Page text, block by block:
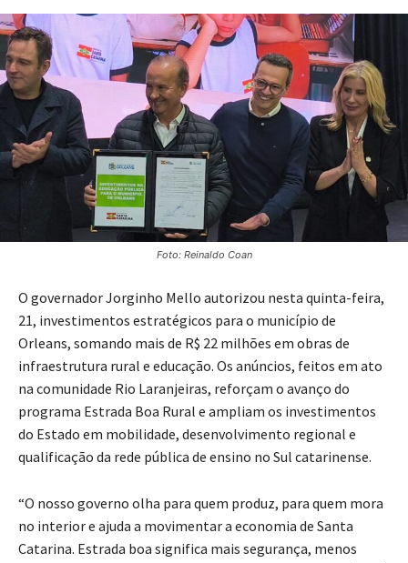
Foto: Reinaldo Coan
O governador Jorginho Mello autorizou nesta quinta-feira,
21, investimentos estratégicos para o município de
Orleans, somando mais de R$ 22 milhões em obras de
infraestrutura rural e educação. Os anúncios, feitos em ato
na comunidade Rio Laranjeiras, reforçam o avanço do
programa Estrada Boa Rural e ampliam os investimentos
do Estado em mobilidade, desenvolvimento regional e
qualificação da rede pública de ensino no Sul catarinense.
“O nosso governo olha para quem produz, para quem mora
no interior e ajuda a movimentar a economia de Santa
Catarina. Estrada boa significa mais segurança, menos